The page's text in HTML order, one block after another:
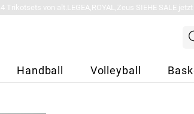
14 Trikotsets von alt.LEGEA,ROYAL,Zeus SIEHE SALE
Handball Volleyball